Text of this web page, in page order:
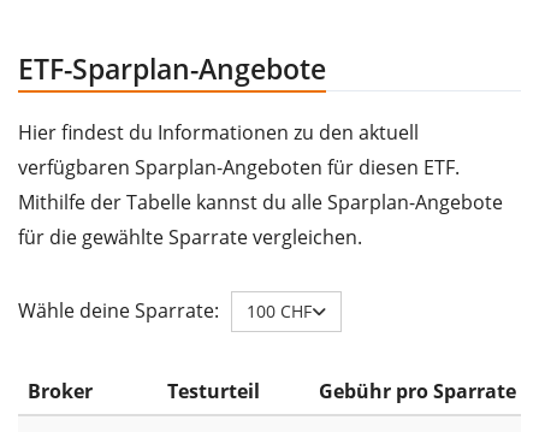
ETF-Sparplan-Angebote
Hier findest du Informationen zu den aktuell
verfügbaren Sparplan-Angeboten für diesen ETF.
Mithilfe der Tabelle kannst du alle Sparplan-Angebote
für die gewählte Sparrate vergleichen.
Wähle deine Sparrate: 100 CHF
Broker Testurteil Gebühr pro Sparrate